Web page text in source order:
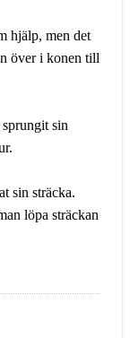
hjälp, men det
över i konen till
sin
sin sträcka.
löpa sträckan